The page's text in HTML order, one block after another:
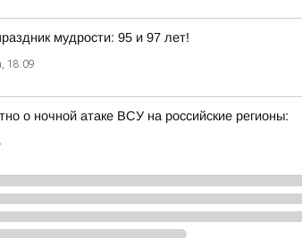
мудрости: 95 и 97 лет!
18:09
о ночной атаке ВСУ на российские регионы: